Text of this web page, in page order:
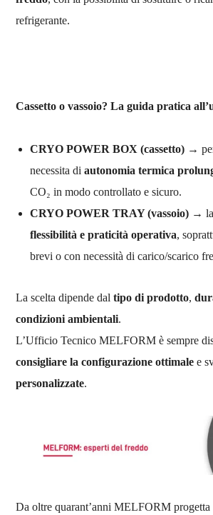
refrigerante.
Cassetto o vassoio? La guida pratica
CRYO POWER BOX (cassetto) →
necessita diautonomia termica
CO₂ in modo controllato e sicuro.
CRYO POWER TRAY (vassoio) → la
flessibilità e praticità operativa,
brevi o con necessità di carico/scarico
La scelta dipende daltipo di prodotto,
condizioni ambientali.
L’Ufficio Tecnico MELFORM è sempre
consigliare la configurazione ottimale e
personalizzate.
Da oltre quarant’anni MELFORM